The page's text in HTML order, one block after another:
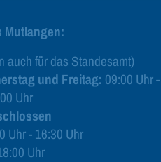
Mutlangen:
auch für das Standesamt)
und Freitag: 09:00 Uhr
Uhr
Uhr - 16:30 Uhr
Uhr